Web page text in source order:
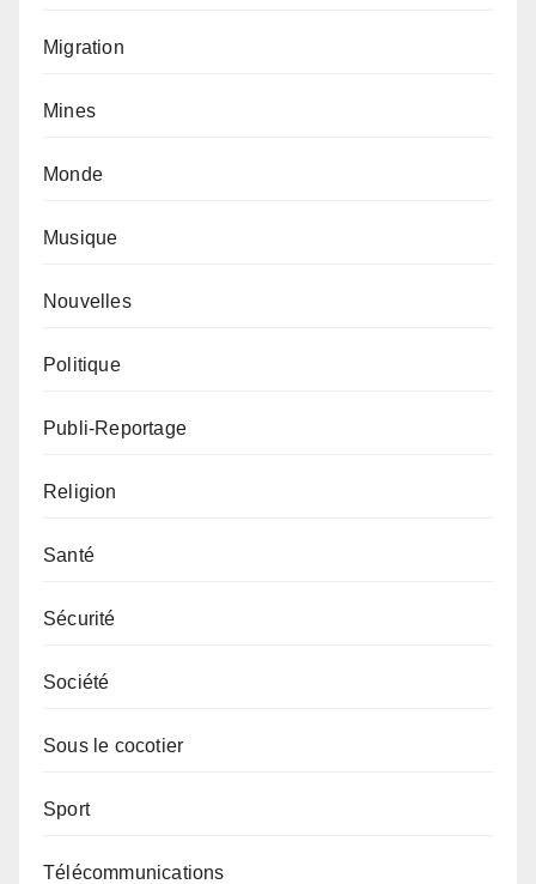
Migration
Mines
Monde
Musique
Nouvelles
Politique
Publi-Reportage
Religion
Santé
Sécurité
Société
Sous le cocotier
Sport
Télécommunications